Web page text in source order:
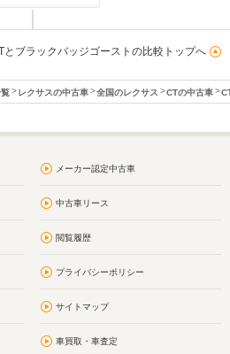
とブラックバッジゴーストの比較トップへ
レクサスの中古車 全国のレクサス CTの中古車
メーカー認定中古車
中古車リース
閲覧履歴
プライバシーポリシー
サイトマップ
車買取・車査定